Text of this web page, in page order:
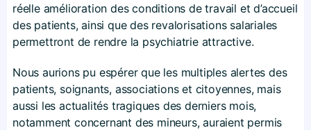
réelle amélioration des conditions de travail et d’accueil
des patients, ainsi que des revalorisations salariales
permettront de rendre la psychiatrie attractive.
Nous aurions pu espérer que les multiples alertes des
patients, soignants, associations et citoyennes, mais
aussi les actualités tragiques des derniers mois,
notamment concernant des mineurs, auraient permis